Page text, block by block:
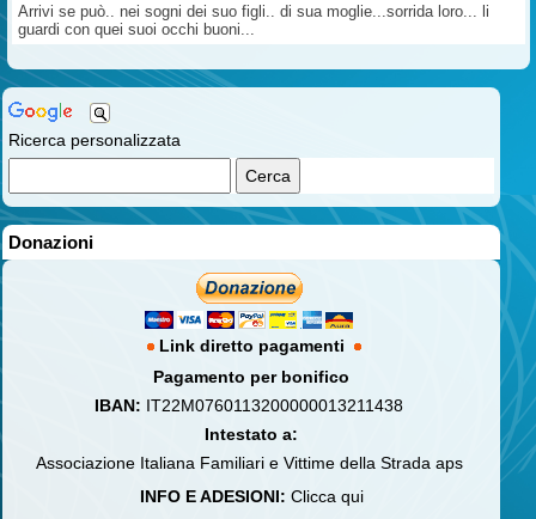
Ricerca personalizzata
Donazioni
Link diretto pagamenti
Pagamento per bonifico
IBAN: IT22M0760113200000013211438
Intestato a:
Associazione Italiana Familiari e Vittime della Strada aps
INFO E ADESIONI: Clicca qui
Arrivi se può.. nei sogni dei suo figli.. di sua moglie...sorrida loro... li
guardi con quei suoi occhi buoni...